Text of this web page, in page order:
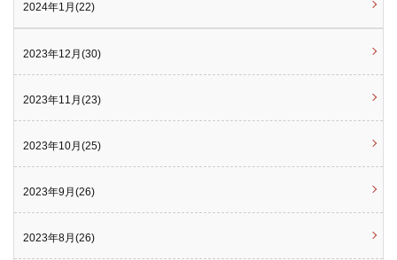
2024年1月(22)
2023年12月(30)
2023年11月(23)
2023年10月(25)
2023年9月(26)
2023年8月(26)